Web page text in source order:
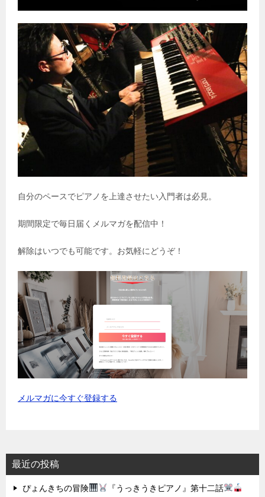
自分のペースでピアノを上達させたい入門者は必見。
期間限定で毎日届くメルマガを配信中！
解除はいつでも可能です。お気軽にどうぞ！
メルマガに今すぐ登録する
最近の投稿
ぴょんきちの冒険
『うっきうきピアノ』第十二話